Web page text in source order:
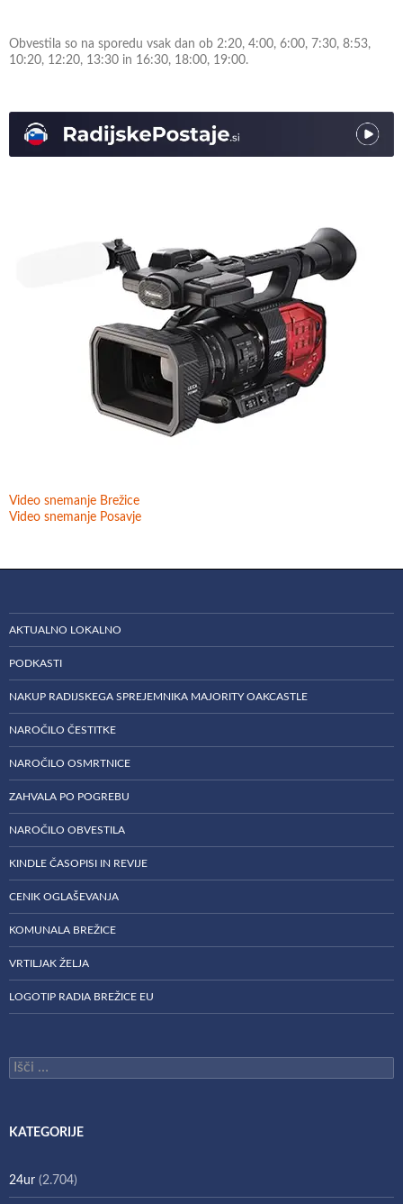
Obvestila so na sporedu vsak dan ob 2:20, 4:00, 6:00, 7:30, 8:53,
10:20, 12:20, 13:30 in 16:30, 18:00, 19:00.
Video snemanje Brežice
Video snemanje Posavje
AKTUALNO LOKALNO
PODKASTI
NAKUP RADIJSKEGA SPREJEMNIKA MAJORITY OAKCASTLE
NAROČILO ČESTITKE
NAROČILO OSMRTNICE
ZAHVALA PO POGREBU
NAROČILO OBVESTILA
KINDLE ČASOPISI IN REVIJE
CENIK OGLAŠEVANJA
KOMUNALA BREŽICE
VRTILJAK ŽELJA
LOGOTIP RADIA BREŽICE EU
Išči:
KATEGORIJE
24ur (2.704)